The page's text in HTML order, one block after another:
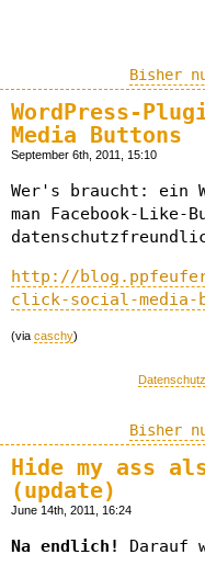
Bisher
WordPress-
Media Buttons
September 6th, 2011, 15:10
Wer's braucht: ein
man Facebook-
http://
click-social-media-
(via caschy)
Datenschutz
Bisher
Hide my ass
(update)
June 14th, 2011, 16:24
Na endlich!
Darauf